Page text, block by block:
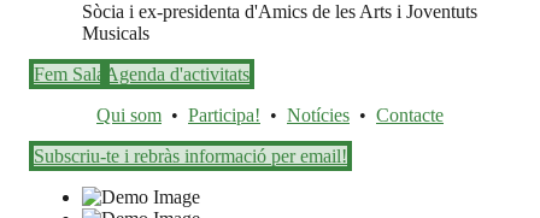
Sòcia i ex-presidenta d'Amics de les Arts i Joventuts
Musicals
Fem Sala Agenda d'activitats
Qui som • Participa! • Notícies • Contacte
Subscriu-te i rebràs informació per email!